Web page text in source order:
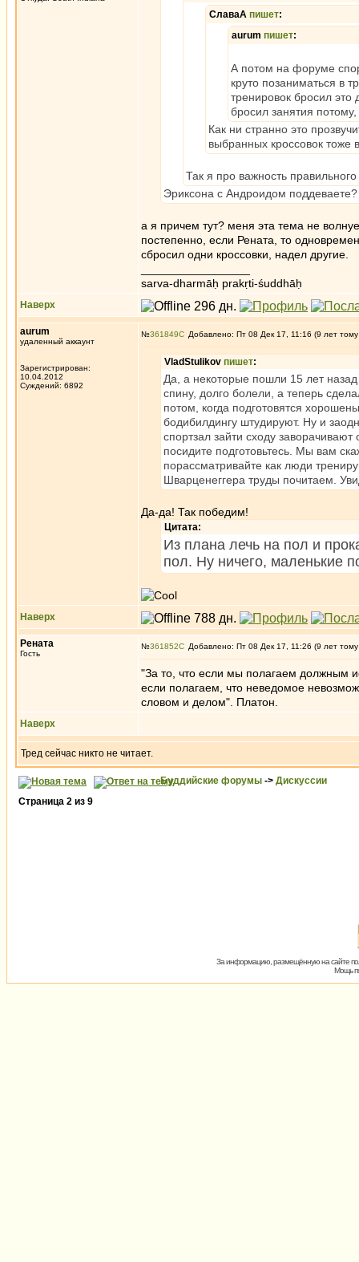
СлаваА пишет:
aurum пишет:
А потом на форуме
круто позаниматься в
тренировок бросил
бросил занятия
Как ни странно это
выбранных кроссовок тоже
Так я про важность
Эриксона с Андроидом
а я причем тут? меня эта тема не
постепенно, если Рената, то
сбросил одни кроссовки, надел другие.
sarva-dharmāḥ prakṛti-śuddhāḥ
Наверх
aurum
удаленный аккаунт
Зарегистрирован:
10.04.2012
Суждений: 6892
№361849 Добавлено: Пт 08 Дек 17, 11:16 (9 лет
VladStulikov пишет:
Да, а некоторые пошли 15 лет назад
спину, долго болели, а теперь
потом, когда подготовятся
бодибилдингу штудируют. Ну и
спортзал зайти сходу
посидите подготовьтесь. Мы вам
порассматривайте как люди
Шварценеггера труды почитаем.
Да-да! Так победим!
Цитата:
Из плана лечь на пол и
пол. Ну ничего, маленькие
Наверх
Рената
Гость
№361852 Добавлено: Пт 08 Дек 17, 11:26 (9 лет
"За то, что если мы полагаем должным
если полагаем, что неведомое
словом и делом". Платон.
Наверх
Тред сейчас никто не читает.
Буддийские форумы -> Дискуссии
Страница 2 из 9
За информацию, размещённую на сайте
Мощь